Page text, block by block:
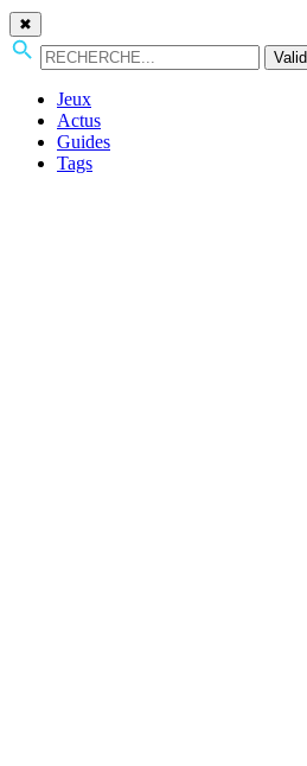
✖
Jeux
Actus
Guides
Tags